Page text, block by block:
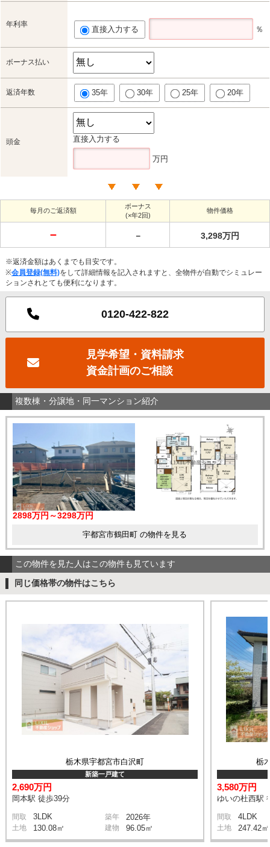
年利率
直接入力する ％
ボーナス払い
返済年数 35年 30年 25年 20年
頭金 直接入力する
万円
毎月のご返済額
ボーナス
(×年2回)
物件価格
－ － 3,298万円
※返済金額はあくまでも目安です。
※会員登録(無料)をして詳細情報を記入されますと、全物件が自動でシミュレー
ションされとても便利になります。
0120-422-822
見学希望・資料請求
資金計画のご相談
複数棟・分譲地・同一マンション紹介
2898万円～3298万円
宇都宮市鶴田町 の物件を見る
この物件を見た人はこの物件も見ています
同じ価格帯の物件はこちら
栃木県宇都宮市白沢町
新築一戸建て
2,690万円
岡本駅 徒歩39分
間取 3LDK 築年 2026年
土地 130.08㎡ 建物 96.05㎡
栃
3,580万円
ゆいの杜西駅
間取 4LDK
土地 247.42㎡